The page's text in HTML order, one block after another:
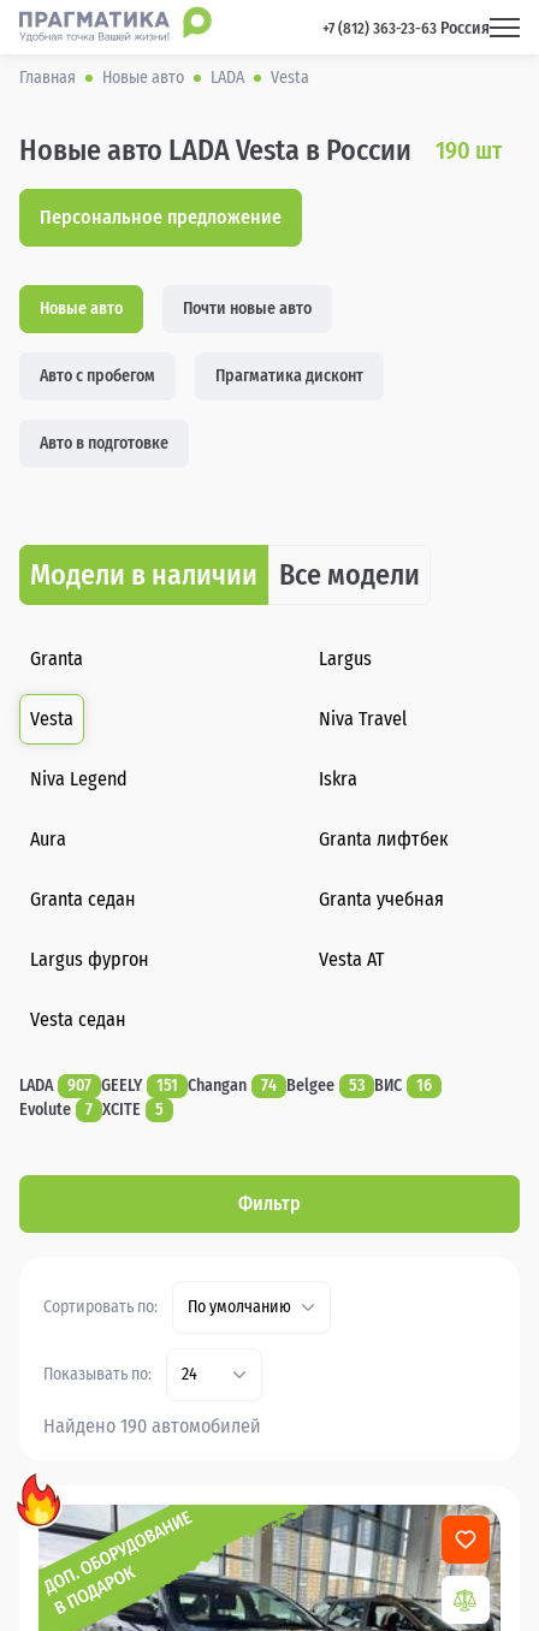
+7 (812) 363-23-63 Россия
Главная Новые авто LADA Vesta
Новые авто LADA Vesta в России 190 шт
Персональное предложение
Новые авто Почти новые авто
Авто с пробегом Прагматика дисконт
Авто в подготовке
Модели в наличии Все модели
Granta Largus
Vesta Niva Travel
Niva Legend Iskra
Aura Granta лифтбек
Granta седан Granta учебная
Largus фургон Vesta AT
Vesta седан
LADA 907 GEELY 151 Changan 74 Belgee 53 ВИС
16
Evolute
7 XCITE 5
Фильтр
Сортировать по: По умолчанию
Показывать по: 24
Найдено 190 автомобилей